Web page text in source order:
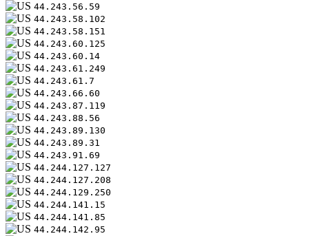
44.243.56.59
44.243.58.102
44.243.58.151
44.243.60.125
44.243.60.14
44.243.61.249
44.243.61.7
44.243.66.60
44.243.87.119
44.243.88.56
44.243.89.130
44.243.89.31
44.243.91.69
44.244.127.127
44.244.127.208
44.244.129.250
44.244.141.15
44.244.141.85
44.244.142.95